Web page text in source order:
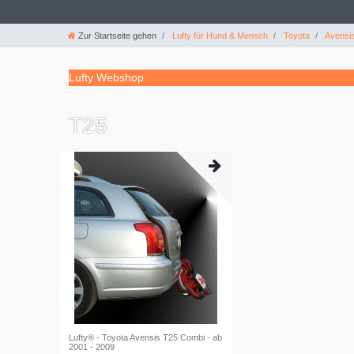
Zur Startseite gehen Lufty für Hund & Mensch Toyota Avensis
Lufty Webshop
T25
Lufty® - Toyota Avensis T25 Combi - ab
2001 - 2009